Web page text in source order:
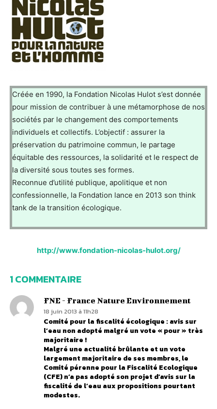
Créée en 1990, la Fondation Nicolas Hulot s’est donnée
pour mission de contribuer à une métamorphose de nos
sociétés par le changement des comportements
individuels et collectifs. L’objectif : assurer la
préservation du patrimoine commun, le partage
équitable des ressources, la solidarité et le respect de
la diversité sous toutes ses formes.
Reconnue d’utilité publique, apolitique et non
confessionnelle, la Fondation lance en 2013 son think
tank de la transition écologique.
http://www.fondation-nicolas-hulot.org/
1 COMMENTAIRE
FNE - France Nature Environnement
18 juin 2013 à 11h28
Comité pour la fiscalité écologique : avis sur
l’eau non adopté malgré un vote « pour » très
majoritaire !
Malgré une actualité brûlante et un vote
largement majoritaire de ses membres, le
Comité pérenne pour la Fiscalité Ecologique
(CFE) n’a pas adopté son projet d’avis sur la
fiscalité de l’eau aux propositions pourtant
modestes.